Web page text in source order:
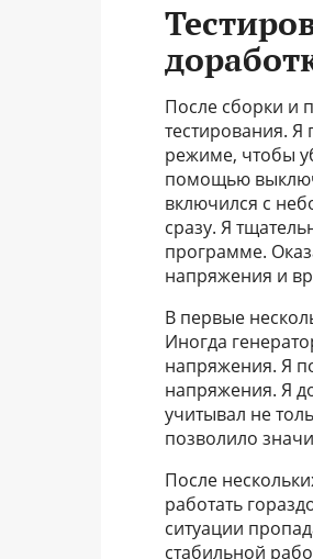
После сборки и
тестирования. Я
режиме, чтобы
помощью
включился с
сразу. Я
программе.
напряжения и
В первые
Иногда
напряжения. Я
напряжения. Я
учитывал не
позволило
После
работать
ситуации
стабильной